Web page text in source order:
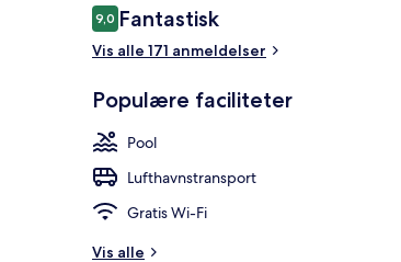
Anmeldelser
9,09,0 ud af 10.
Fantastisk
Vis alle 171 anmeldelser
Populære faciliteter
Pool
Lufthavnstransport
Gratis Wi-Fi
Vis alle